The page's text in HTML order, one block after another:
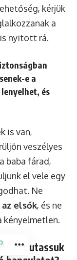
kérjük
a
is nyitott rá.
e a
és
is van,
veszélyes
baba fárad,
el vele egy
Ne
elsők, és ne
kényelmetlen.
mutassuk